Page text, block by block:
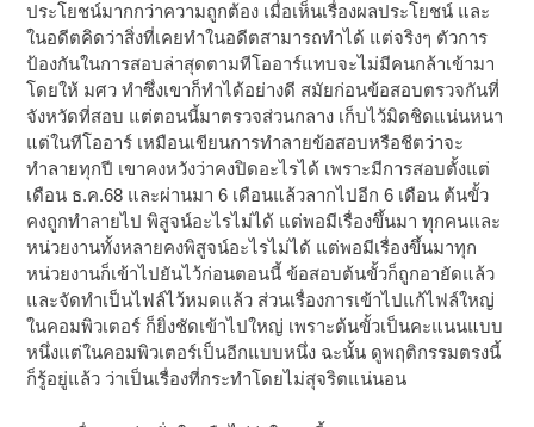
ประโยชน์มากกว่าความถูกต้อง เมื่อเห็นเรื่องผลประโยชน์ และ
ในอดีตคิดว่าสิ่งที่เคยทำในอดีตสามารถทำได้ แต่จริงๆ ตัวการ
ป้องกันในการสอบล่าสุดตามทีโออาร์แทบจะไม่มีคนกล้าเข้ามา
โดยให้ มศว ทำซึ่งเขาก็ทำได้อย่างดี สมัยก่อนข้อสอบตรวจกันที่
จังหวัดที่สอบ แต่ตอนนี้มาตรวจส่วนกลาง เก็บไว้มิดชิดแน่นหนา
แต่ในทีโออาร์ เหมือนเขียนการทำลายข้อสอบหรือชีตว่าจะ
ทำลายทุกปี เขาคงหวังว่าคงปิดอะไรได้ เพราะมีการสอบตั้งแต่
เดือน ธ.ค.68 และผ่านมา 6 เดือนแล้วลากไปอีก 6 เดือน ต้นขั้ว
คงถูกทำลายไป พิสูจน์อะไรไม่ได้ แต่พอมีเรื่องขึ้นมา ทุกคนและ
หน่วยงานทั้งหลายคงพิสูจน์อะไรไม่ได้ แต่พอมีเรื่องขึ้นมาทุก
หน่วยงานก็เข้าไปยันไว้ก่อนตอนนี้ ข้อสอบต้นขั้วก็ถูกอายัดแล้ว
และจัดทำเป็นไฟล์ไว้หมดแล้ว ส่วนเรื่องการเข้าไปแก้ไฟล์ใหญ่
ในคอมพิวเตอร์ ก็ยิ่งชัดเข้าไปใหญ่ เพราะต้นขั้วเป็นคะแนนแบบ
หนึ่งแต่ในคอมพิวเตอร์เป็นอีกแบบหนึ่ง ฉะนั้น ดูพฤติกรรมตรงนี้
ก็รู้อยู่แล้ว ว่าเป็นเรื่องที่กระทำโดยไม่สุจริตแน่นอน